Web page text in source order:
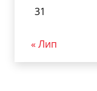
31
« Лип